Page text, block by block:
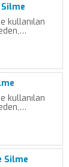
kullanılan
kullanılan
Silme